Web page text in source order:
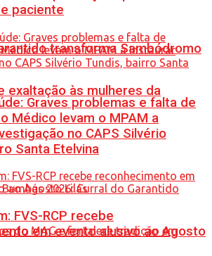
transforma Sambódromo
exaltação às mulheres da
paciente
Graves problemas e falta de
Médico levam o MPAM a
no CAPS Silvério
Santa Etelvina
FVS-RCP recebe
em evento alusivo ao Agosto